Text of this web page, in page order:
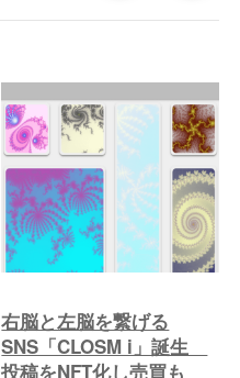
去
の
投
稿
へ
右脳と左脳を繋げる
SNS「CLOSM i」誕生
投稿をNFT化し売買も